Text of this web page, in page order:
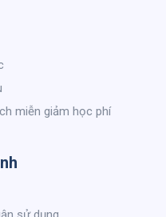
miễn giảm học phí